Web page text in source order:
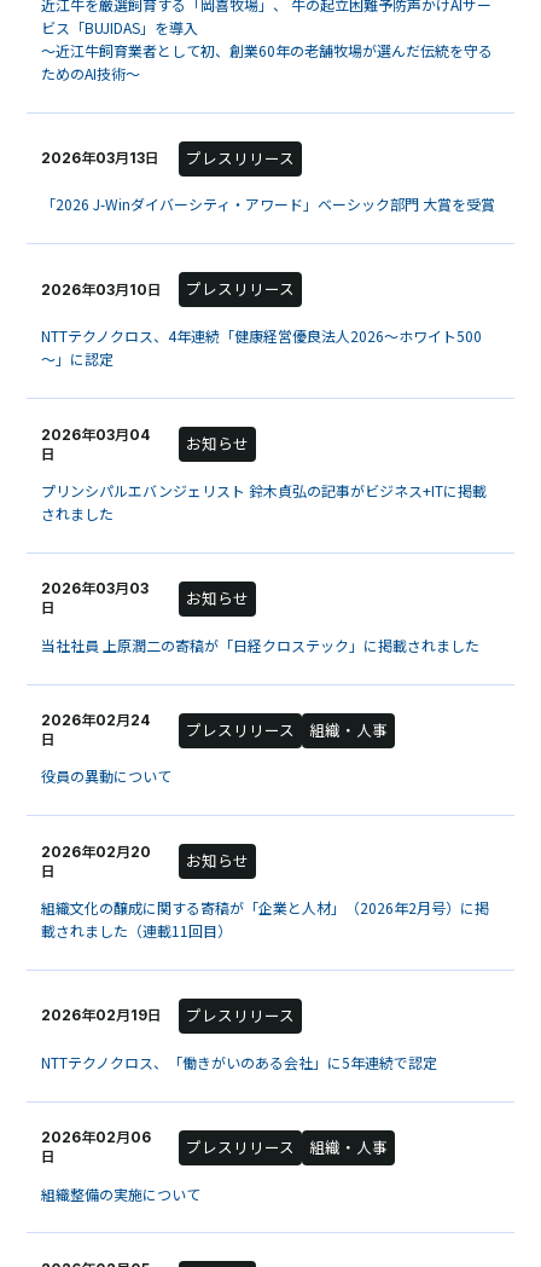
ビス「BUJIDAS」を導入
～近江牛飼育業者として初、創業60年の老舗牧場が選んだ伝統を守る
ためのAI技術～
2026年03月13日 プレスリリース
「2026 J-Winダイバーシティ・アワード」ベーシック部門 大賞を受賞
2026年03月10日 プレスリリース
NTTテクノクロス、4年連続「健康経営優良法人2026～ホワイト500
～」に認定
2026年03月04
日
お知らせ
プリンシパルエバンジェリスト 鈴木貞弘の記事がビジネス+ITに掲載
されました
2026年03月03
日
お知らせ
当社社員 上原潤二の寄稿が「日経クロステック」に掲載されました
2026年02月24
日
プレスリリース 組織・人事
役員の異動について
2026年02月20
日
お知らせ
組織文化の醸成に関する寄稿が「企業と人材」（2026年2月号）に掲
載されました（連載11回目）
2026年02月19日 プレスリリース
NTTテクノクロス、「働きがいのある会社」に5年連続で認定
2026年02月06
日
プレスリリース 組織・人事
組織整備の実施について